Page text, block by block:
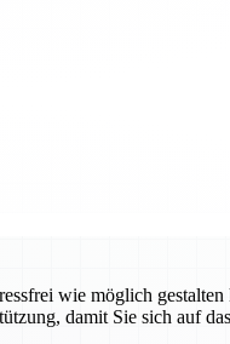
wie möglich
damit Sie sich auf